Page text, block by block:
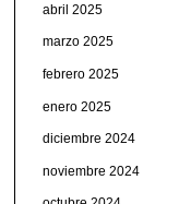
abril 2025
marzo 2025
febrero 2025
enero 2025
diciembre 2024
noviembre 2024